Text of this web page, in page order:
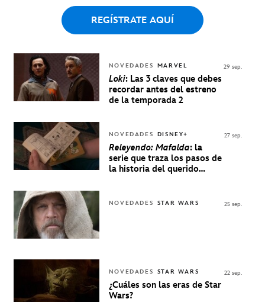
REGÍSTRATE AQUÍ
NOVEDADES MARVEL
Loki: Las 3 claves que debes
recordar antes del estreno
de la temporada 2
29 sep.
NOVEDADES DISNEY+
Releyendo: Mafalda: la
serie que traza los pasos de
la historia del querido
27 sep.
NOVEDADES STAR WARS 25 sep.
NOVEDADES STAR WARS
¿Cuáles son las eras de Star
Wars?
22 sep.